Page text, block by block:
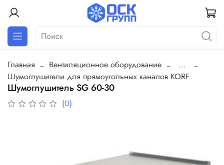
Главная Вентиляционное оборудование
...
Шумоглушители для прямоугольных каналов KORF
Шумоглушитель SG 60-30
(0)